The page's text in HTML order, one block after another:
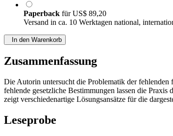
Paperback fürUS$ 89,20
Versand in ca. 10 Werktagen national,
In den Warenkorb
Zusammenfassung
Die Autorin untersucht die Problematik der fehlenden
fehlende gesetzliche Bestimmungen lassen die
zeigt verschiedenartige Lösungsansätze für die
Leseprobe